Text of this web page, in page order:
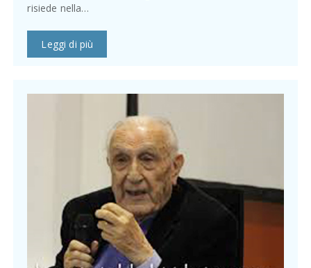
risiede nella…
Leggi di più